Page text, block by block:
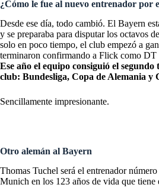
¿Cómo le fue al nuevo entrenador por
Desde ese día, todo cambió. El Bayern
y se preparaba para disputar los octavos
solo en poco tiempo, el club empezó a
terminaron confirmando a Flick como DT
Ese año el equipo consiguió el
club: Bundesliga, Copa de Alemania y
Sencillamente impresionante.
Otro alemán al Bayern
Thomas Tuchel será el entrenador
Munich en los 123 años de vida que tiene